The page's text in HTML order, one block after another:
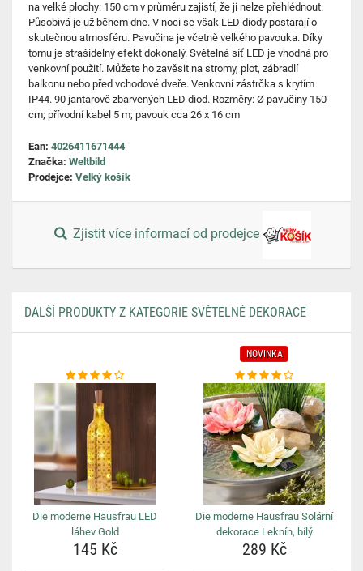
na velké plochy: 150 cm v průměru zajistí, že ji nelze přehlédnout.
Působivá je už během dne. V noci se však LED diody postarají o
skutečnou atmosféru. Pavučina je včetně velkého pavouka. Díky
tomu je strašidelný efekt dokonalý. Světelná síť LED je vhodná pro
venkovní použití. Můžete ho zavěsit na stromy, plot, zábradlí
balkonu nebo před vchodové dveře. Venkovní zástrčka s krytím
IP44. 90 jantarově zbarvených LED diod. Rozměry: Ø pavučiny 150
cm; přívodní kabel 5 m; pavouk cca 26 x 16 cm
Ean: 4026411671444
Značka: Weltbild
Prodejce: Velký košík
Zjistit více informací od prodejce
DALŠÍ PRODUKTY Z KATEGORIE SVĚTELNÉ DEKORACE
Die moderne Hausfrau LED
láhev Gold
145 Kč
NOVINKA
Die moderne Hausfrau Solární
dekorace Leknín, bílý
289 Kč